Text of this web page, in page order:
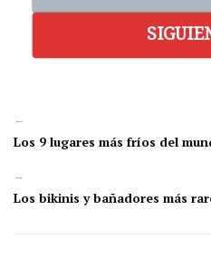
←
Los 9 lugares más fríos del
→
Los bikinis y bañadores más